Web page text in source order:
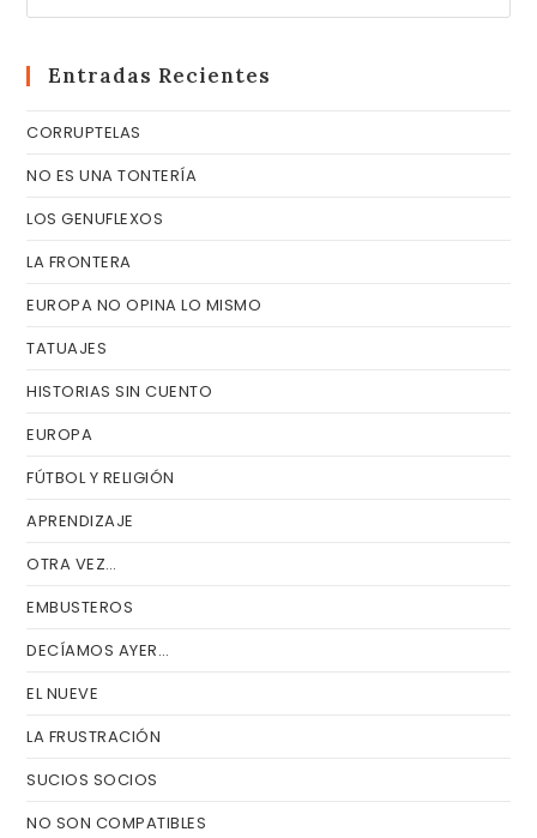
Entradas Recientes
CORRUPTELAS
NO ES UNA TONTERÍA
LOS GENUFLEXOS
LA FRONTERA
EUROPA NO OPINA LO MISMO
TATUAJES
HISTORIAS SIN CUENTO
EUROPA
FÚTBOL Y RELIGIÓN
APRENDIZAJE
OTRA VEZ…
EMBUSTEROS
DECÍAMOS AYER…
EL NUEVE
LA FRUSTRACIÓN
SUCIOS SOCIOS
NO SON COMPATIBLES